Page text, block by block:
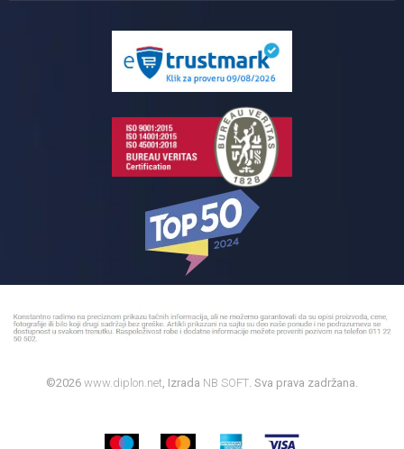
Pločice za kupatilo
©2026 www.diplon.net , Izrada NB SOFT . Sva prava zadržana.